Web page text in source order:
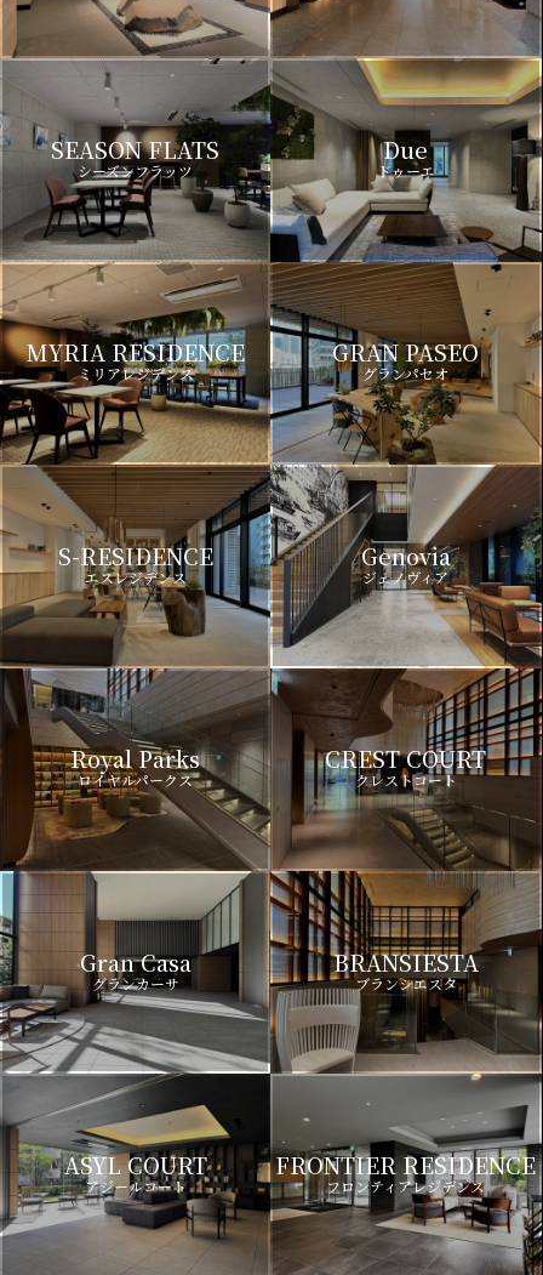
SEASON FLATS
シーズンフラッツ
Due
ドゥーエ
MYRIA RESIDENCE
ミリアレジデンス
GRAN PASEO
グランパセオ
S-RESIDENCE
エスレジデンス
Genovia
ジェノヴィア
Royal Parks
ロイヤルパークス
CREST COURT
クレストコート
Gran Casa
グランカーサ
BRANSIESTA
ブランシエスタ
ASYL COURT
アジールコート
FRONTIER RESIDENCE
フロンティアレジデンス